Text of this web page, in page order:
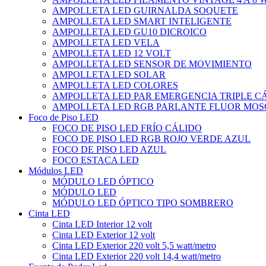
AMPOLLETA LED GUIRNALDA SOQUETE
AMPOLLETA LED SMART INTELIGENTE
AMPOLLETA LED GU10 DICROICO
AMPOLLETA LED VELA
AMPOLLETA LED 12 VOLT
AMPOLLETA LED SENSOR DE MOVIMIENTO
AMPOLLETA LED SOLAR
AMPOLLETA LED COLORES
AMPOLLETA LED PAR EMERGENCIA TRIPLE
AMPOLLETA LED RGB PARLANTE FLUOR
Foco de Piso LED
FOCO DE PISO LED FRÍO CÁLIDO
FOCO DE PISO LED RGB ROJO VERDE AZUL
FOCO DE PISO LED AZUL
FOCO ESTACA LED
Módulos LED
MÓDULO LED ÓPTICO
MÓDULO LED
MÓDULO LED ÓPTICO TIPO SOMBRERO
Cinta LED
Cinta LED Interior 12 volt
Cinta LED Exterior 12 volt
Cinta LED Exterior 220 volt 5,5 watt/metro
Cinta LED Exterior 220 volt 14,4 watt/metro